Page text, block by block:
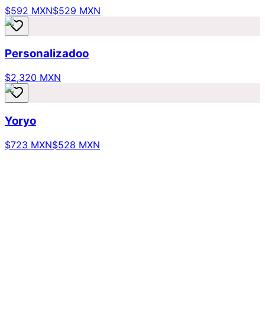
$592 MXN$529 MXN
Personalizadoo
$2,320 MXN
Yoryo
$723 MXN$528 MXN